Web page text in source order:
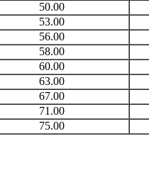
50.00
53.00
56.00
58.00
60.00
63.00
67.00
71.00
75.00